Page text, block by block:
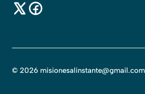
© 2026 misionesalinstante@gmail.com